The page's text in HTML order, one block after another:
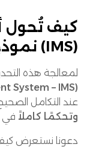
كيف تُحول
(IMS) نموذج التحويل؟
لمعالجة هذه
(Inventory Management System – IMS)
عند التكامل
وتحكمًا كاملاً في